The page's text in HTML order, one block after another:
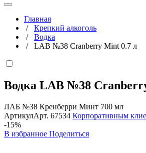
Главная
/ Крепкий алкоголь
/ Водка
/ LAB №38 Cranberry Mint 0.7 л
Водка LAB №38
ЛАБ №38 Кренберри Минт 700 мл
АртикулАрт. 67534 Корпоративным
-15%
В избранное Поделиться